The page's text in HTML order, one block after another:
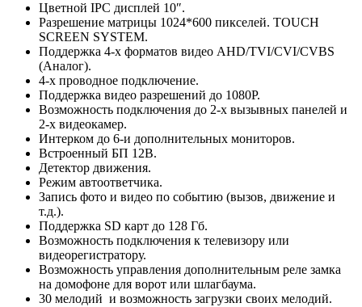
Цветной IPC дисплей 10″.
Разрешение матрицы 1024*600 пикселей. TOUCH
SCREEN SYSTEM.
Поддержка 4-х форматов видео AHD/TVI/CVI/CVBS
(Аналог).
4-х проводное подключение.
Поддержка видео разрешений до 1080P.
Возможность подключения до 2-х вызывных панелей и
2-х видеокамер.
Интерком до 6-и дополнительных мониторов.
Встроенный БП 12В.
Детектор движения.
Режим автоответчика.
Запись фото и видео по событию (вызов, движение и
т.д.).
Поддержка SD карт до 128 Гб.
Возможность подключения к телевизору или
видеорегистратору.
Возможность управления дополнительным реле замка
на домофоне для ворот или шлагбаума.
30 мелодий и возможность загрузки своих мелодий.